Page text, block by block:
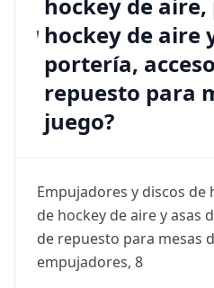
hockey de aire
portería,
repuesto para
juego?
Empujadores y discos de
de hockey de aire y asas
de repuesto para mesas
empujadores, 8